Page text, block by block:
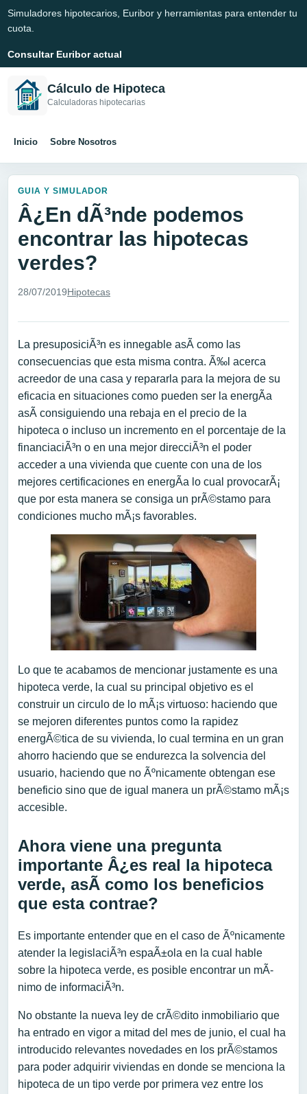
Simuladores hipotecarios, Euribor y herramientas para entender tu
cuota.
Consultar Euribor actual
Cálculo de Hipoteca
Calculadoras hipotecarias
Inicio Sobre Nosotros
GUIA Y SIMULADOR
Â¿En dÃ³nde podemos
encontrar las hipotecas
verdes?
28/07/2019Hipotecas
La presuposiciÃ³n es innegable asÃ­ como las
consecuencias que esta misma contra. Ã‰l acerca
acreedor de una casa y repararla para la mejora de su
eficacia en situaciones como pueden ser la energÃ­a
asÃ­ consiguiendo una rebaja en el precio de la
hipoteca o incluso un incremento en el porcentaje de la
financiaciÃ³n o en una mejor direcciÃ³n el poder
acceder a una vivienda que cuente con una de los
mejores certificaciones en energÃ­a lo cual provocarÃ¡
que por esta manera se consiga un prÃ©stamo para
condiciones mucho mÃ¡s favorables.
Lo que te acabamos de mencionar justamente es una
hipoteca verde, la cual su principal objetivo es el
construir un circulo de lo mÃ¡s virtuoso: haciendo que
se mejoren diferentes puntos como la rapidez
energÃ©tica de su vivienda, lo cual termina en un gran
ahorro haciendo que se endurezca la solvencia del
usuario, haciendo que no Ãºnicamente obtengan ese
beneficio sino que de igual manera un prÃ©stamo mÃ¡s
accesible.
Ahora viene una pregunta
importante Â¿es real la hipoteca
verde, asÃ­ como los beneficios
que esta contrae?
Es importante entender que en el caso de Ãºnicamente
atender la legislaciÃ³n espaÃ±ola en la cual hable
sobre la hipoteca verde, es posible encontrar un mÃ­
nimo de informaciÃ³n.
No obstante la nueva ley de crÃ©dito inmobiliario que
ha entrado en vigor a mitad del mes de junio, el cual ha
introducido relevantes novedades en los prÃ©stamos
para poder adquirir viviendas en donde se menciona la
hipoteca de un tipo verde por primera vez entre los